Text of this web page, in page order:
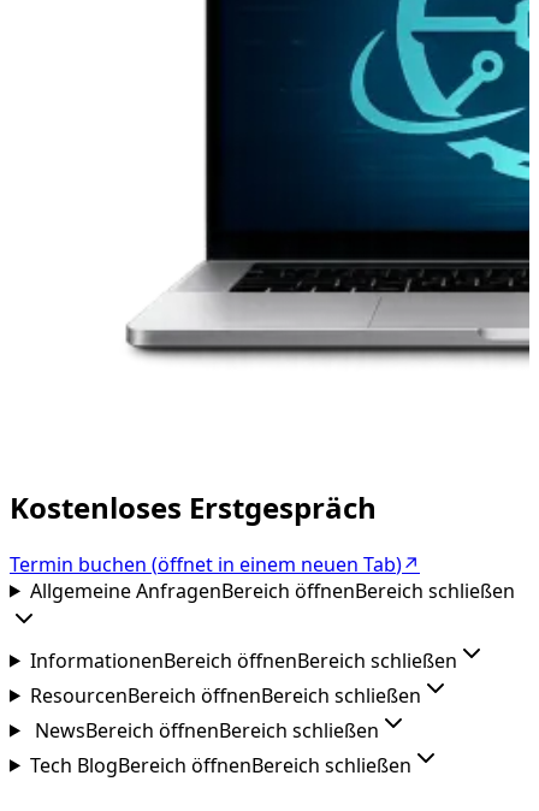
Kostenloses Erstgespräch
Termin buchen (öffnet in einem neuen Tab)↗
Allgemeine AnfragenBereich öffnenBereich schließen
InformationenBereich öffnenBereich schließen
ResourcenBereich öffnenBereich schließen
NewsBereich öffnenBereich schließen
Tech BlogBereich öffnenBereich schließen